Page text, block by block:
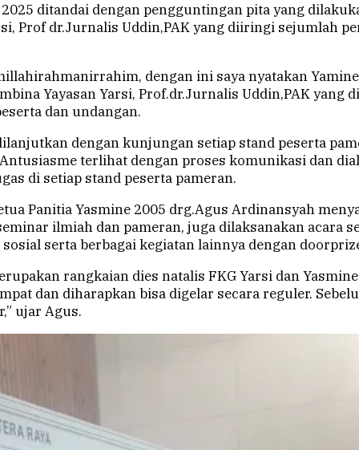
ditandai dengan pengguntingan pita yang
Prof dr.Jurnalis Uddin,PAK yang diiringi sejumlah
dengan ini saya nyatakan
Yayasan Yarsi, Prof.dr.Jurnalis Uddin,PAK yang
dan undangan.
dengan kunjungan setiap stand peserta
terlihat dengan proses komunikasi dan
di setiap stand peserta pameran.
Panitia Yasmine 2005 drg.Agus Ardinansyah
ilmiah dan pameran, juga dilaksanakan acara
serta berbagai kegiatan lainnya dengan
rangkaian dies natalis FKG Yarsi dan
dan diharapkan bisa digelar secara reguler.
ujar Agus.